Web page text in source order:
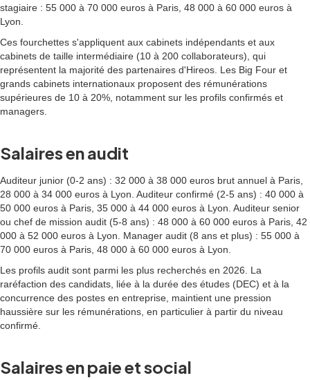
stagiaire : 55 000 à 70 000 euros à Paris, 48 000 à 60 000 euros à
Lyon.
Ces fourchettes s'appliquent aux cabinets indépendants et aux
cabinets de taille intermédiaire (10 à 200 collaborateurs), qui
représentent la majorité des partenaires d'Hireos. Les Big Four et
grands cabinets internationaux proposent des rémunérations
supérieures de 10 à 20%, notamment sur les profils confirmés et
managers.
Salaires en audit
Auditeur junior (0-2 ans) : 32 000 à 38 000 euros brut annuel à Paris,
28 000 à 34 000 euros à Lyon. Auditeur confirmé (2-5 ans) : 40 000 à
50 000 euros à Paris, 35 000 à 44 000 euros à Lyon. Auditeur senior
ou chef de mission audit (5-8 ans) : 48 000 à 60 000 euros à Paris, 42
000 à 52 000 euros à Lyon. Manager audit (8 ans et plus) : 55 000 à
70 000 euros à Paris, 48 000 à 60 000 euros à Lyon.
Les profils audit sont parmi les plus recherchés en 2026. La
raréfaction des candidats, liée à la durée des études (DEC) et à la
concurrence des postes en entreprise, maintient une pression
haussière sur les rémunérations, en particulier à partir du niveau
confirmé.
Salaires en paie et social